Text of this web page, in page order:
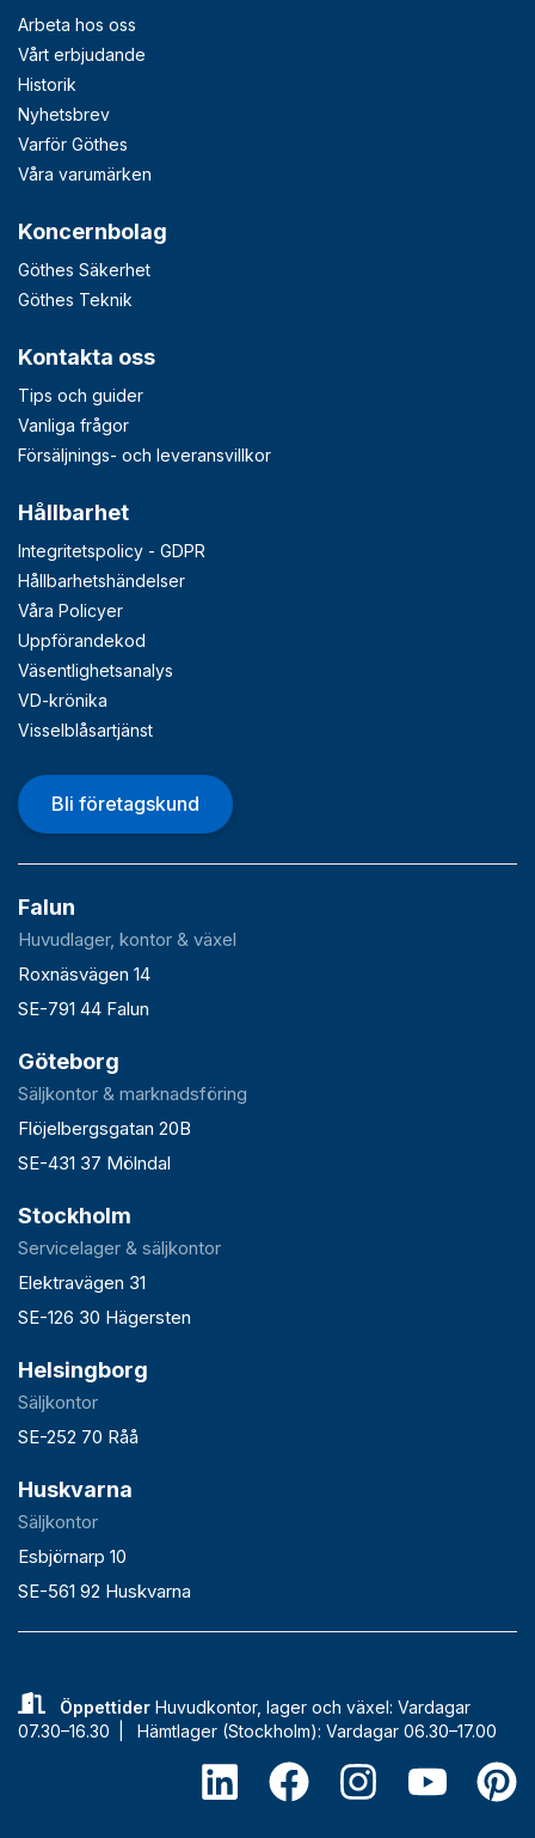
Arbeta hos oss
Vårt erbjudande
Historik
Nyhetsbrev
Varför Göthes
Våra varumärken
Koncernbolag
Göthes Säkerhet
Göthes Teknik
Kontakta oss
Tips och guider
Vanliga frågor
Försäljnings- och leveransvillkor
Hållbarhet
Integritetspolicy - GDPR
Hållbarhetshändelser
Våra Policyer
Uppförandekod
Väsentlighetsanalys
VD-krönika
Visselblåsartjänst
Bli företagskund
Falun
Huvudlager, kontor & växel
Roxnäsvägen 14
SE-791 44 Falun
Göteborg
Säljkontor & marknadsföring
Flöjelbergsgatan 20B
SE-431 37 Mölndal
Stockholm
Servicelager & säljkontor
Elektravägen 31
SE-126 30 Hägersten
Helsingborg
Säljkontor
SE-252 70 Råå
Huskvarna
Säljkontor
Esbjörnarp 10
SE-561 92 Huskvarna
ÖppettiderHuvudkontor, lager och växel: Vardagar
07.30–16.30 | Hämtlager (Stockholm): Vardagar 06.30–17.00